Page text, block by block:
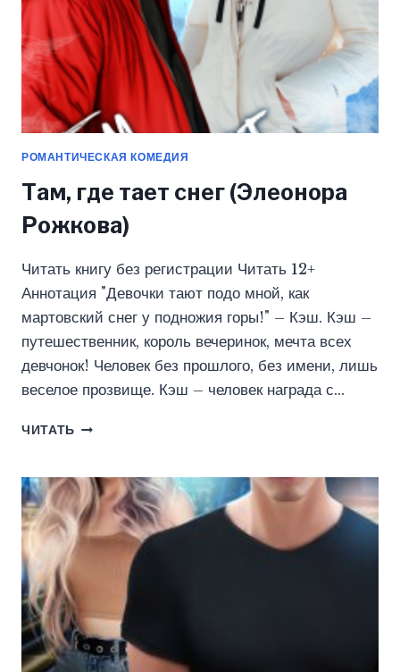
РОМАНТИЧЕСКАЯ КОМЕДИЯ
Там, где тает снег (Элеонора
Рожкова)
Читать книгу без регистрации Читать 12+
Аннотация "Девочки тают подо мной, как
мартовский снег у подножия горы!" – Кэш. Кэш –
путешественник, король вечеринок, мечта всех
девчонок! Человек без прошлого, без имени, лишь
веселое прозвище. Кэш – человек награда с…
ЧИТАТЬ ТАМ,
СНЕГ
(ЭЛЕОНОРА
РОЖКОВА)